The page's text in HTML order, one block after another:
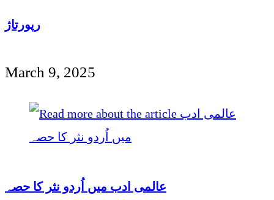
رپورتاژ
March 9, 2025
عالمی ادب میں اُردو نثر کا حصہ